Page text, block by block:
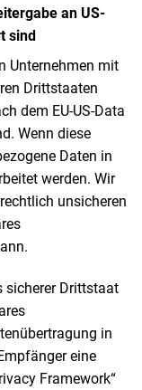
an US-
sind
Unternehmen mit
Drittstaaten
dem EU-US-Data
Wenn diese
Daten in
werden. Wir
unsicheren
sicherer Drittstaat
in
eine
Framework“